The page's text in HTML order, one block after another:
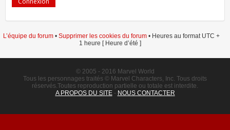
L’équipe du forum• Supprimer les cookies du forum• Heures au format UTC +
1 heure [ Heure d’été ]
© 2005 - 2016 Marvel World
Tous les personnages traités © Marvel Characters, Inc. Tous droits
réservés.Toutes reproduction partielle ou totale est interdite.
A PROPOS DU SITE- NOUS CONTACTER